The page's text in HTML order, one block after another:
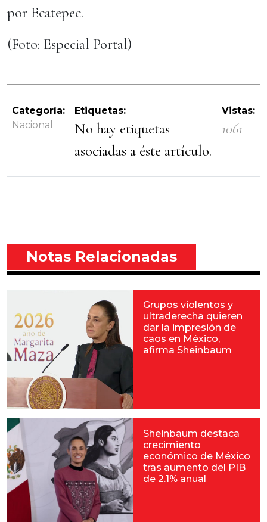
por Ecatepec.
(Foto: Especial Portal)
Categoría:
Nacional
Etiquetas:
No hay etiquetas
asociadas a éste artículo.
Vistas:
1061
Notas Relacionadas
Grupos violentos y
ultraderecha quieren
dar la impresión de
caos en México,
afirma Sheinbaum
Sheinbaum destaca
crecimiento
económico de México
tras aumento del PIB
de 2.1% anual